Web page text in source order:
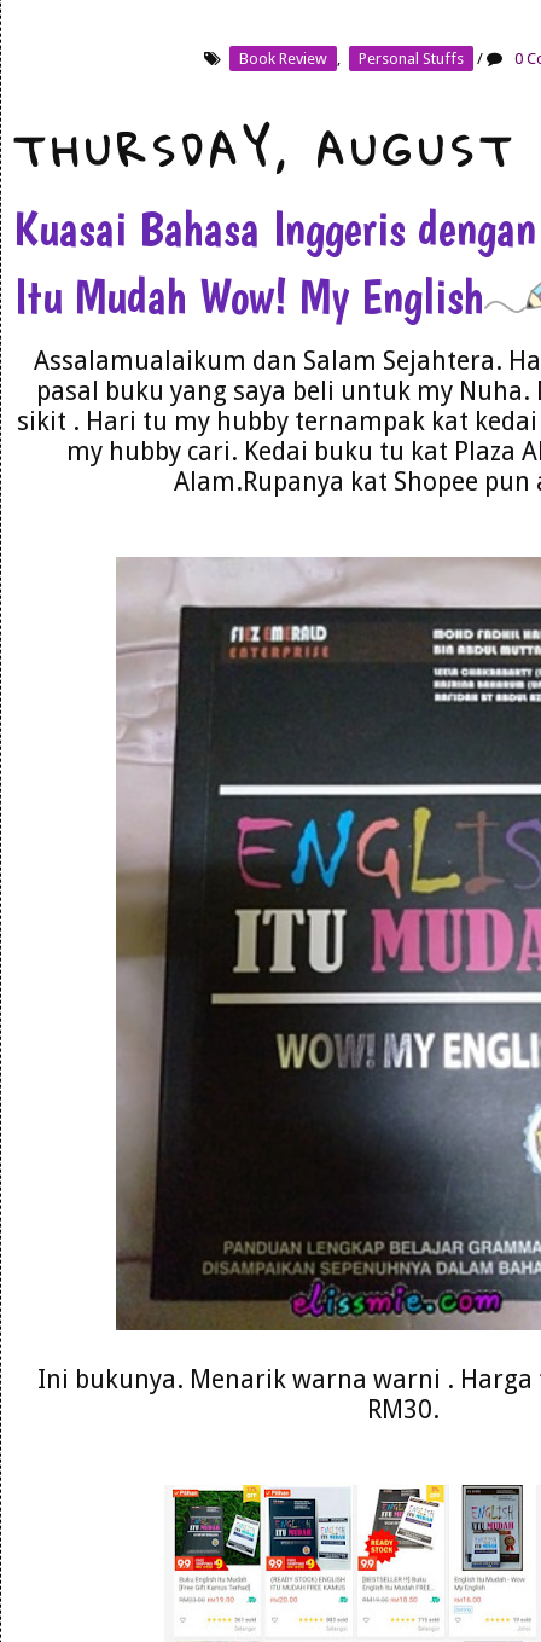
Book Review Personal Stuffs / 0
THURSDAY,
Kuasai Bahasa Inggeris
Itu Mudah Wow! My English
Assalamualaikum dan Salam Sejahtera.
pasal buku yang saya beli untuk my
sikit . Hari tu my hubby ternampak kat
my hubby cari. Kedai buku tu kat Plaza
Alam.Rupanya kat Shopee pun
Ini bukunya. Menarik warna warni .
RM30.